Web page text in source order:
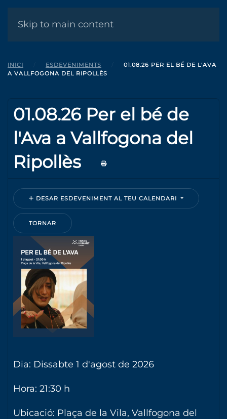
Skip to main content
INICI ESDEVENIMENTS
01.08.26 PER EL BÉ DE L'AVA
A VALLFOGONA DEL RIPOLLÈS
01.08.26 Per el bé de
l'Ava a Vallfogona del
Ripollès
DESAR ESDEVENIMENT AL TEU CALENDARI
TORNAR
Dia: Dissabte 1 d'agost de 2026
Hora: 21:30 h
Ubicació: Plaça de la Vila, Vallfogona del